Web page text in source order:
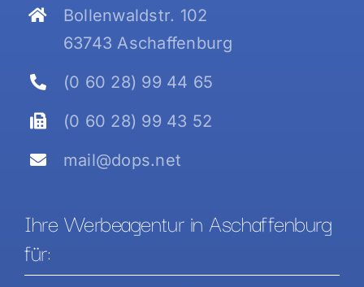
Bollenwaldstr. 102
63743 Aschaffenburg
(0 60 28) 99 44 65
(0 60 28) 99 43 52
mail@dops.net
Ihre Werbeagentur in Aschaffenburg
für: